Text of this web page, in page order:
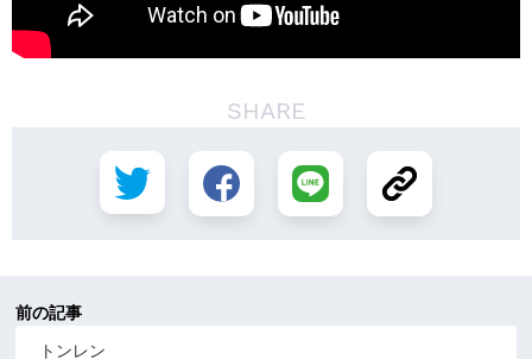
SHARE
前の記事
トンレン